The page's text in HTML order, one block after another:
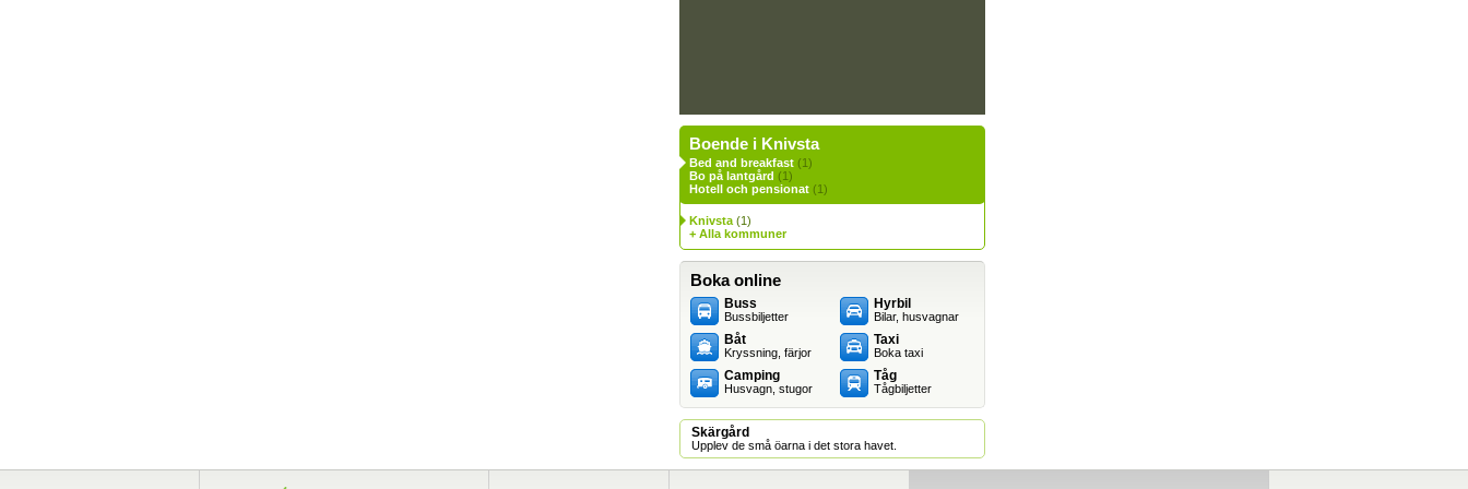
Boende i Knivsta
Bed and breakfast (1)
Bo på lantgård (1)
Hotell och pensionat (1)
Knivsta (1)
+ Alla kommuner
Boka online
Buss
Bussbiljetter
Båt
Kryssning, färjor
Camping
Husvagn, stugor
Hyrbil
Bilar, husvagnar
Taxi
Boka taxi
Tåg
Tågbiljetter
Skärgård
Upplev de små öarna i det stora havet.